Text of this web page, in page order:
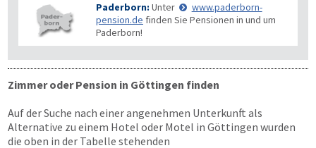
Paderborn: Unter
www.paderborn-
pension.de finden Sie Pensionen in und um
Paderborn!
Zimmer oder Pension in Göttingen finden
Auf der Suche nach einer angenehmen Unterkunft als
Alternative zu einem Hotel oder Motel in Göttingen wurden
die oben in der Tabelle stehenden